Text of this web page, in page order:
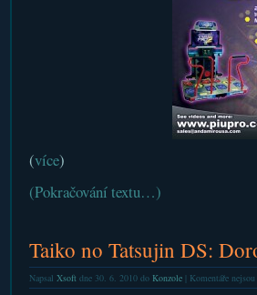
(více)
(Pokračování textu…)
Taiko no Tatsujin DS:
Napsal Xsoftdne 30. 6. 2010 do Konzole| Komentáře